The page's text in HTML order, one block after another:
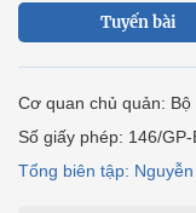
Tuyến bài
Cơ quan chủ quản:
Số giấy phép: 146/
Tổng biên tập: Nguyễn